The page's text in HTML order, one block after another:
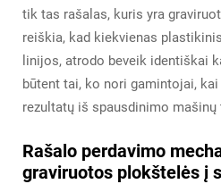
tik tas rašalas, kuris yra
reiškia, kad kiekvienas
linijos, atrodo beveik identiškai
būtent tai, ko nori gamintojai,
rezultatų iš spausdinimo
Rašalo perdavimo
graviruotos plokštelės į